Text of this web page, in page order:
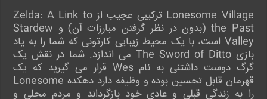
Lonesome Village ترکیبی عجیب از Zelda: A Link to
the Past (بدون در نظر گرفتن مبارزات آن) و Stardew
Valley است، با یک محیط زیبایی کارتونی که شما را به یاد
بازی The Sword of Ditto می اندازد. شما در نقش یک
گرگ دوست داشتنی به نام Wes قرار می گیرید که یک
قهرمان قابل تحسین بوده و وظیفه دارد دهکده Lonesome
را به زندگی قبلی و عادی خود بازگرداند و مردم محلی و